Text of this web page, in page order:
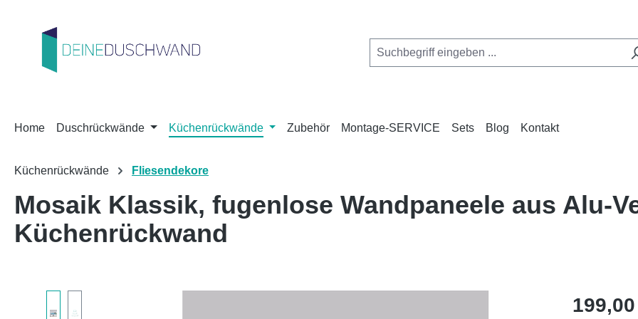
Home Duschrückwände Küchenrückwände Zubehör Montage-SERVICE Sets Blog Kontakt
Küchenrückwände Fliesendekore
Mosaik Klassik, fugenlose Wandpaneele aus Alu-
Küchenrückwand
Regulärer